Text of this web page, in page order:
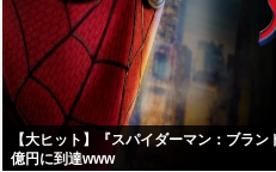
【大ヒット】『スパイダーマン：ブラ
億円に到達www